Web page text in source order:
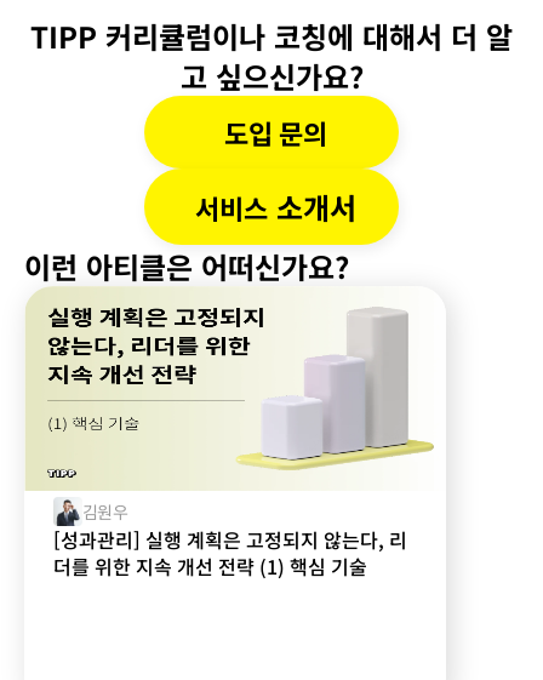
TIPP 커리큘럼이나 코칭에 대해서 더 알
고 싶으신가요?
도입 문의
서비스 소개서
이런 아티클은 어떠신가요?
김원우
[성과관리] 실행 계획은 고정되지 않는다, 리
더를 위한 지속 개선 전략 (1) 핵심 기술